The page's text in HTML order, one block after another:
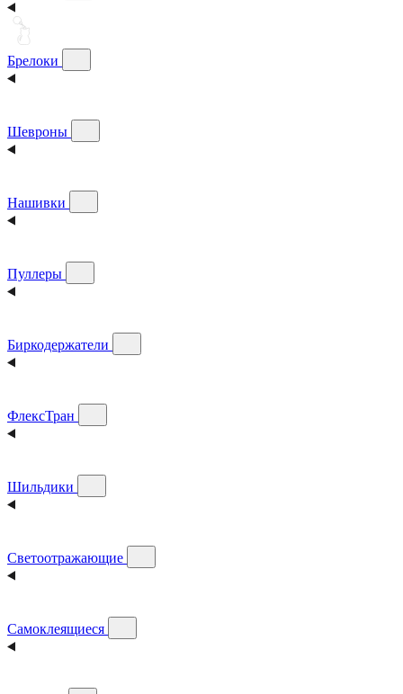
Брелоки
Шевроны
Нашивки
Пуллеры
Биркодержатели
ФлексТран
Шильдики
Светоотражающие
Самоклеящиеся